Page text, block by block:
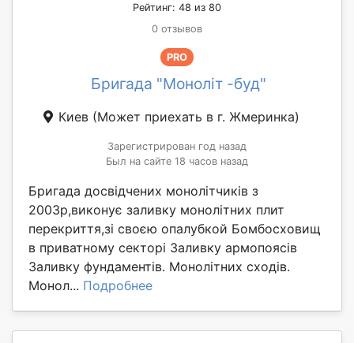
Рейтинг: 48 из 80
0 отзывов
PRO
Бригада "Моноліт -буд"
Киев (Может приехать в г. Жмеринка)
Зарегистрирован год назад
Был на сайте 18 часов назад
Бригада досвідчених монолітчиків з
2003р,виконує заливку монолітних плит
перекриття,зі своєю опалубкой Бомбосховищ
в приватному секторі Заливку армопоясів
Заливку фундаментів. Монолітних сходів.
Монол... Подробнее